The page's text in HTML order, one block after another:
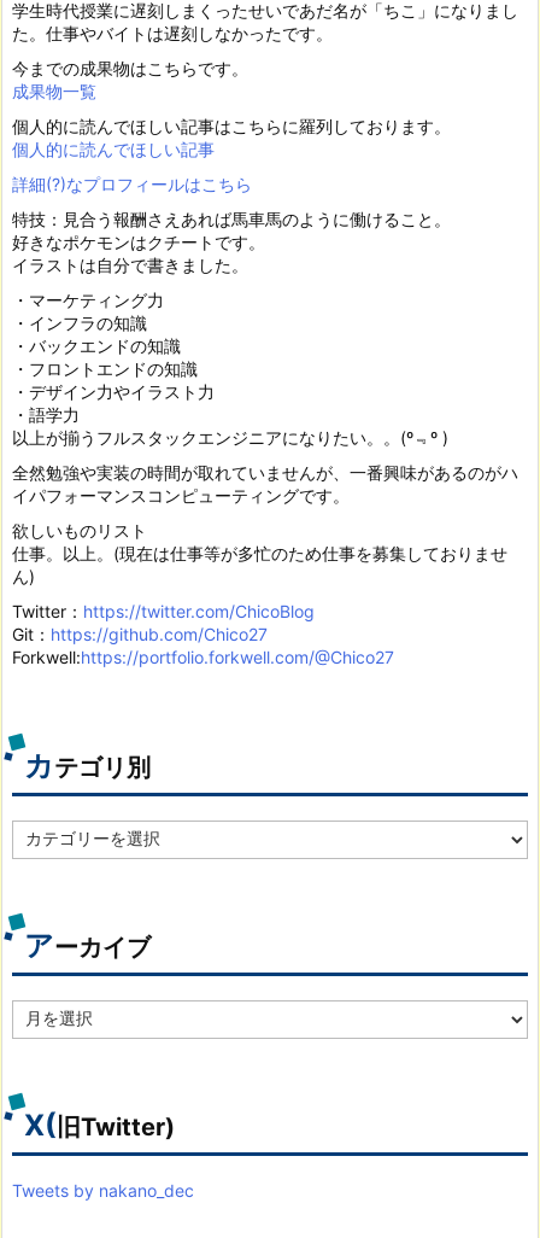
学生時代授業に遅刻しまくったせいであだ名が「ちこ」になりまし
た。仕事やバイトは遅刻しなかったです。
今までの成果物はこちらです。
成果物一覧
個人的に読んでほしい記事はこちらに羅列しております。
個人的に読んでほしい記事
詳細(?)なプロフィールはこちら
特技：見合う報酬さえあれば馬車馬のように働けること。
好きなポケモンはクチートです。
イラストは自分で書きました。
・マーケティング力
・インフラの知識
・バックエンドの知識
・フロントエンドの知識
・デザイン力やイラスト力
・語学力
以上が揃うフルスタックエンジニアになりたい。。(º﹃º )
全然勉強や実装の時間が取れていませんが、一番興味があるのがハ
イパフォーマンスコンピューティングです。
欲しいものリスト
仕事。以上。(現在は仕事等が多忙のため仕事を募集しておりませ
ん)
Twitter： https://twitter.com/ChicoBlog
Git： https://github.com/Chico27
Forkwell:https://portfolio.forkwell.com/@Chico27
カテゴリ別
テ
別
アーカイブ
ー
ブ
X( 旧Twitter)
Tweets by nakano_dec